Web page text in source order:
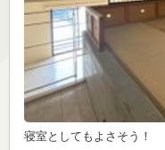
寝室としてもよさそう！